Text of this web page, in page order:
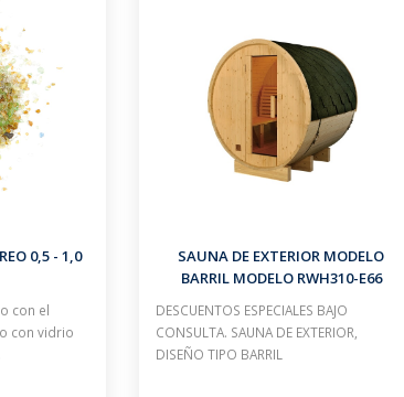
0,5 - 1,0
con el
con vidrio
SAUNA DE EXTERIOR MODELO
BARRIL MODELO RWH310-E66
4.5 KW
DESCUENTOS ESPECIALES BAJO
CONSULTA. SAUNA DE EXTERIOR,
DISEÑO TIPO BARRIL